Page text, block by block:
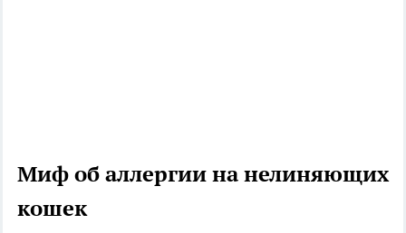
Миф об аллергии на нелиняющих
кошек